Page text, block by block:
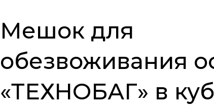
Мешок для
обезвоживания
«ТЕХНОБАГ» в